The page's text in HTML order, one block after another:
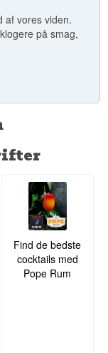
af vores viden.
på smag,
Find de bedste
cocktails med
Pope Rum